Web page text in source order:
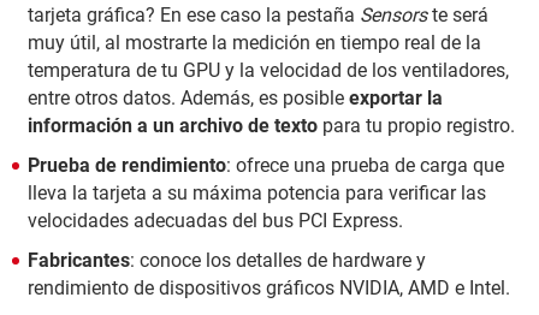
tarjeta gráfica? En ese caso la pestaña Sensorste será
muy útil, al mostrarte la medición en tiempo real de la
temperatura de tu GPU y la velocidad de los ventiladores,
entre otros datos. Además, es posible exportar la
información a un archivo de texto para tu propio registro.
Prueba de rendimiento: ofrece una prueba de carga que
lleva la tarjeta a su máxima potencia para verificar las
velocidades adecuadas del bus PCI Express.
Fabricantes: conoce los detalles de hardware y
rendimiento de dispositivos gráficos NVIDIA, AMD e Intel.